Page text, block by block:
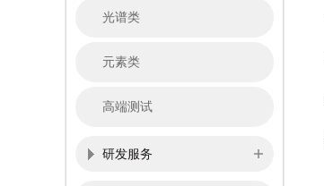
光谱类
元素类
高端测试
研发服务